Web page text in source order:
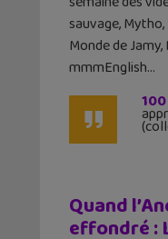
sauvage,
Monde de
mmmEnglish…
Quand
effondré :